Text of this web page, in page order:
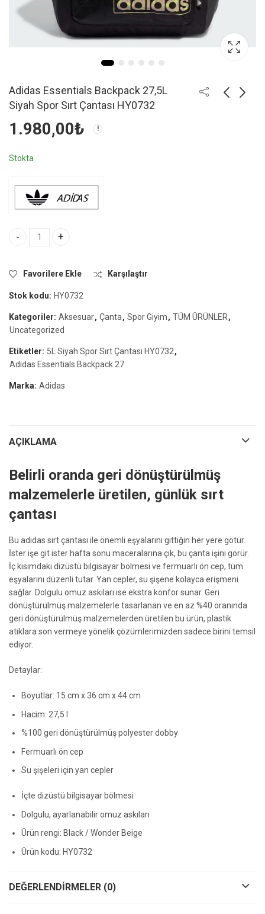
Adidas Essentials Backpack 27,5L
Siyah Spor Sırt Çantası HY0732
1.980,00₺
Stokta
Adidas Essentials Backpack 27,5L Siyah Spor Sırt Çantası
Favorilere Ekle Karşılaştır
Stok kodu: HY0732
Kategoriler: Aksesuar, Çanta, Spor Giyim, TÜM ÜRÜNLER,
Uncategorized
Etiketler: 5L Siyah Spor Sırt Çantası HY0732,
Adidas Essentials Backpack 27
Marka: Adidas
AÇIKLAMA
Belirli oranda geri dönüştürülmüş
malzemelerle üretilen, günlük sırt
çantası
Bu adidas sırt çantası ile önemli eşyalarını gittiğin her yere götür.
İster işe git ister hafta sonu maceralarına çık, bu çanta işini görür.
İç kısımdaki dizüstü bilgisayar bölmesi ve fermuarlı ön cep, tüm
eşyalarını düzenli tutar. Yan cepler, su şişene kolayca erişmeni
sağlar. Dolgulu omuz askıları ise ekstra konfor sunar. Geri
dönüştürülmüş malzemelerle tasarlanan ve en az %40 oranında
geri dönüştürülmüş malzemelerden üretilen bu ürün, plastik
atıklara son vermeye yönelik çözümlerimizden sadece birini temsil
ediyor.
Detaylar:
Boyutlar: 15 cm x 36 cm x 44 cm
Hacim: 27,5 l
%100 geri dönüştürülmüş polyester dobby
Fermuarlı ön cep
Su şişeleri için yan cepler
İçte dizüstü bilgisayar bölmesi
Dolgulu, ayarlanabilir omuz askıları
Ürün rengi: Black / Wonder Beige
Ürün kodu: HY0732
DEĞERLENDIRMELER (0)